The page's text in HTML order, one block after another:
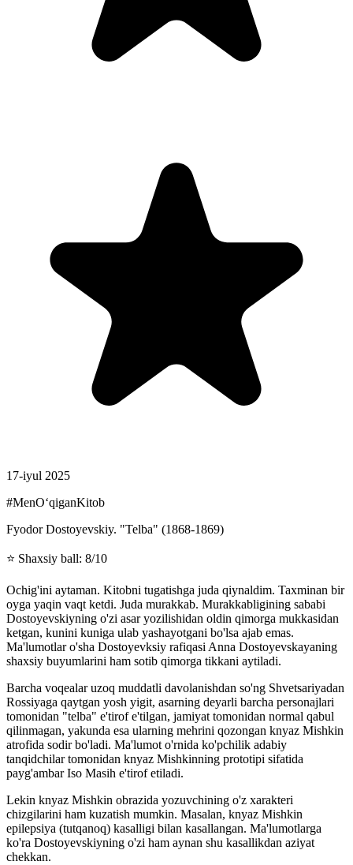
17-iyul 2025
#MenOʻqiganKitob
Fyodor Dostoyevskiy. "Telba" (1868-1869)
⭐️ Shaxsiy ball: 8/10
Ochig'ini aytaman. Kitobni tugatishga juda qiynaldim. Taxminan bir
oyga yaqin vaqt ketdi. Juda murakkab. Murakkabligining sababi
Dostoyevskiyning o'zi asar yozilishidan oldin qimorga mukkasidan
ketgan, kunini kuniga ulab yashayotgani bo'lsa ajab emas.
Ma'lumotlar o'sha Dostoyevksiy rafiqasi Anna Dostoyevskayaning
shaxsiy buyumlarini ham sotib qimorga tikkani aytiladi.
Barcha voqealar uzoq muddatli davolanishdan so'ng Shvetsariyadan
Rossiyaga qaytgan yosh yigit, asarning deyarli barcha personajlari
tomonidan "telba" e'tirof e'tilgan, jamiyat tomonidan normal qabul
qilinmagan, yakunda esa ularning mehrini qozongan knyaz Mishkin
atrofida sodir bo'ladi. Ma'lumot o'rnida ko'pchilik adabiy
tanqidchilar tomonidan knyaz Mishkinning prototipi sifatida
payg'ambar Iso Masih e'tirof etiladi.
Lekin knyaz Mishkin obrazida yozuvchining o'z xarakteri
chizgilarini ham kuzatish mumkin. Masalan, knyaz Mishkin
epilepsiya (tutqanoq) kasalligi bilan kasallangan. Ma'lumotlarga
ko'ra Dostoyevskiyning o'zi ham aynan shu kasallikdan aziyat
chekkan.